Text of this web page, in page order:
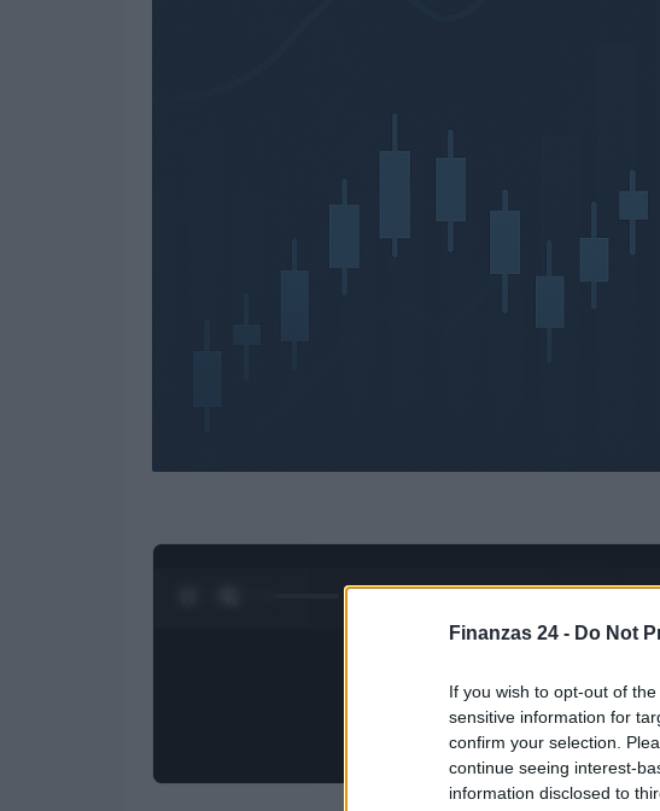
Finanzas 24 - Do Not
If you wish to opt-out of
sensitive information for
confirm your selection.
continue seeing interest-
information disclosed to